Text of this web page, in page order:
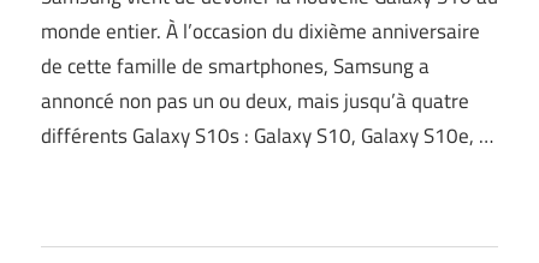
monde entier. À l’occasion du dixième anniversaire
de cette famille de smartphones, Samsung a
annoncé non pas un ou deux, mais jusqu’à quatre
différents Galaxy S10s : Galaxy S10, Galaxy S10e, …